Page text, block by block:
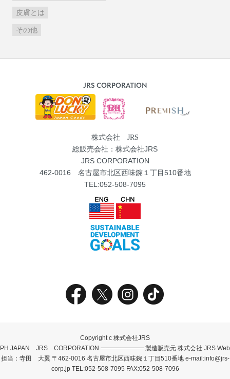
皮膚とは
その他
JRS CORPORATION
株式会社 JRS
総販売会社：株式会社JRS
JRS CORPORATION
462-0016 名古屋市北区西味鋺１丁目510番地
TEL:052-508-7095
Copyright c 株式会社JRS
PH JAPAN JRS CORPORATION ━━━━━━━ 製造販売元 株式会社 JRS Web
担当：寺田 大翼 〒462-0016 名古屋市北区西味鋺１丁目510番地 e-mail:info@jrs-
corp.jp TEL:052-508-7095 FAX:052-508-7096